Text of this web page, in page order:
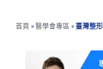
首頁 »醫學會專區 »臺灣整